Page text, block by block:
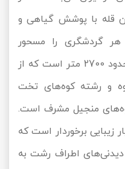
قله با پوشش گیاهی و
هر گردشگری را مسحور
می‌کند. این قله دارای ارتفاعی حدود 2700 متر است که از
و رشته کوه‌های تخت
منجیل مشرف است.
زیبایی برخوردار است که
اطراف رشت به